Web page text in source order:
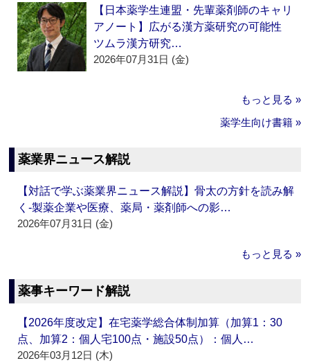
【日本薬学生連盟・先輩薬剤師のキャリ
アノート】広がる漢方薬研究の可能性
ツムラ漢方研究…
2026年07月31日 (金)
もっと見る »
薬学生向け書籍 »
薬業界ニュース解説
【対話で学ぶ薬業界ニュース解説】骨太の方針を読み解
く‐製薬企業や医療、薬局・薬剤師への影…
2026年07月31日 (金)
もっと見る »
薬事キーワード解説
【2026年度改定】在宅薬学総合体制加算（加算1：30
点、加算2：個人宅100点・施設50点）：個人…
2026年03月12日 (木)